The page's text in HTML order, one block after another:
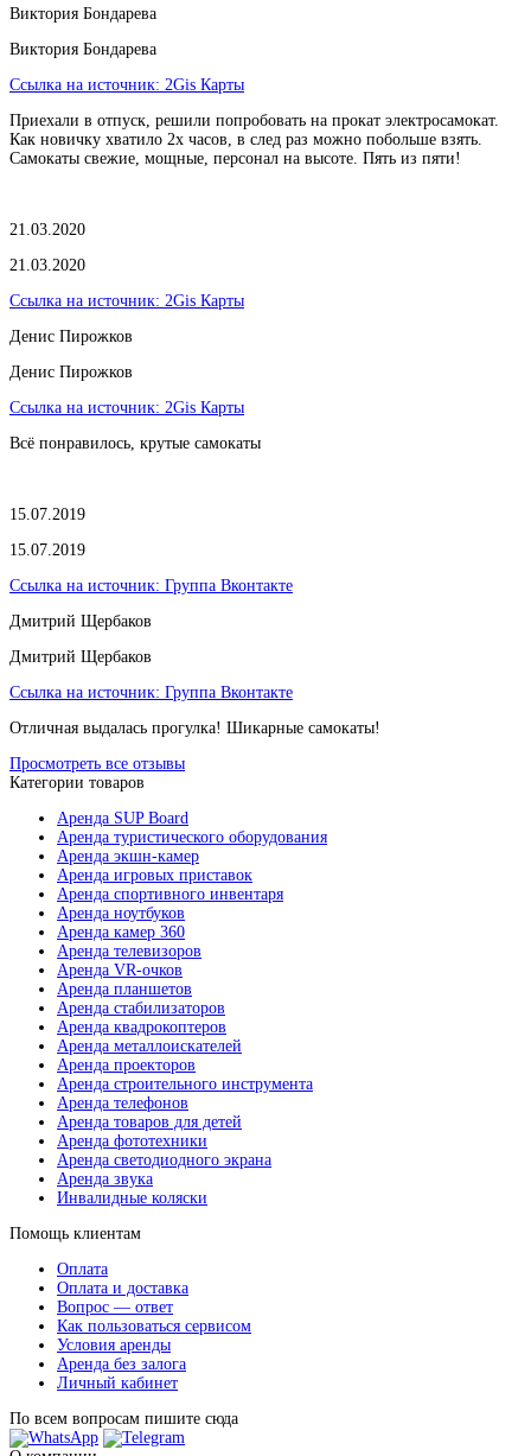
Виктория Бондарева
Виктория Бондарева
Ссылка на источник: 2Gis Карты
Приехали в отпуск, решили попробовать на прокат электросамокат.
Как новичку хватило 2х часов, в след раз можно побольше взять.
Самокаты свежие, мощные, персонал на высоте. Пять из пяти!
21.03.2020
21.03.2020
Ссылка на источник: 2Gis Карты
​Денис Пирожков
​Денис Пирожков
Ссылка на источник: 2Gis Карты
Всё понравилось, крутые самокаты
15.07.2019
15.07.2019
Ссылка на источник: Группа Вконтакте
Дмитрий Щербаков
Дмитрий Щербаков
Ссылка на источник: Группа Вконтакте
Отличная выдалась прогулка! Шикарные самокаты!
Просмотреть все отзывы
Категории товаров
Аренда SUP Board
Аренда туристического оборудования
Аренда экшн-камер
Аренда игровых приставок
Аренда спортивного инвентаря
Аренда ноутбуков
Аренда камер 360
Аренда телевизоров
Аренда VR-очков
Аренда планшетов
Аренда стабилизаторов
Аренда квадрокоптеров
Аренда металлоискателей
Аренда проекторов
Аренда строительного инструмента
Аренда телефонов
Аренда товаров для детей
Аренда фототехники
Аренда светодиодного экрана
Аренда звука
Инвалидные коляски
Помощь клиентам
Оплата
Оплата и доставка
Вопрос — ответ
Как пользоваться сервисом
Условия аренды
Аренда без залога
Личный кабинет
По всем вопросам пишите сюда